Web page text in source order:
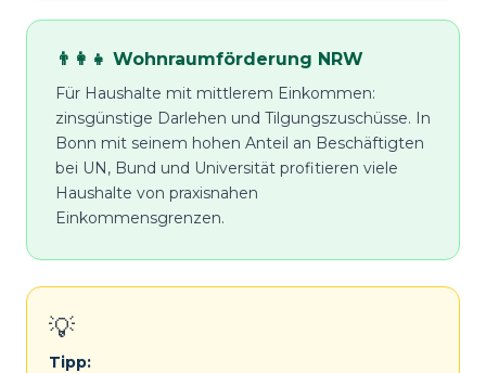
👨‍👩‍👧 Wohnraumförderung NRW
Für Haushalte mit mittlerem Einkommen:
zinsgünstige Darlehen und Tilgungszuschüsse. In
Bonn mit seinem hohen Anteil an Beschäftigten
bei UN, Bund und Universität profitieren viele
Haushalte von praxisnahen
Einkommensgrenzen.
💡
Tipp: